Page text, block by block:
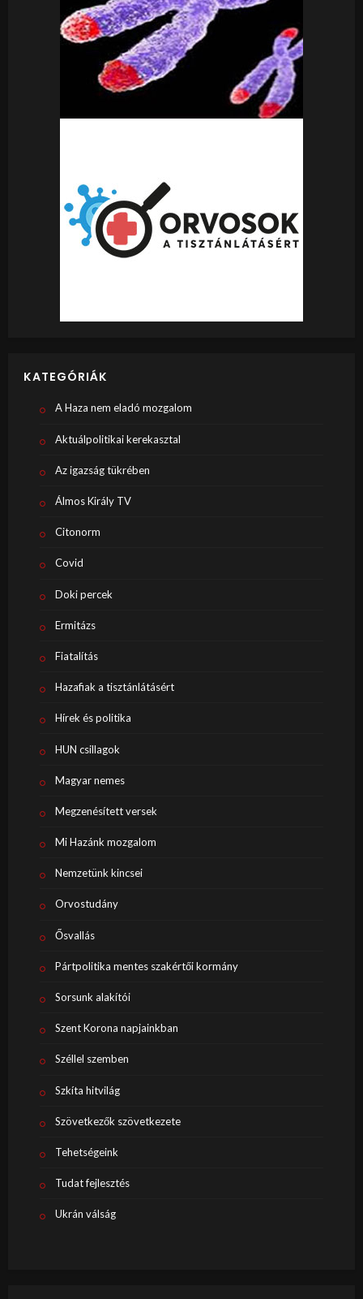
KATEGÓRIÁK
A Haza nem eladó mozgalom
Aktuálpolitikai kerekasztal
Az igazság tükrében
Álmos Király TV
Citonorm
Covid
Doki percek
Ermitázs
Fiatalítás
Hazafiak a tisztánlátásért
Hírek és politika
HUN csillagok
Magyar nemes
Megzenésített versek
Mi Hazánk mozgalom
Nemzetünk kincsei
Orvostudány
Ősvallás
Pártpolitika mentes szakértői kormány
Sorsunk alakítói
Szent Korona napjainkban
Széllel szemben
Szkíta hitvilág
Szövetkezők szövetkezete
Tehetségeink
Tudat fejlesztés
Ukrán válság